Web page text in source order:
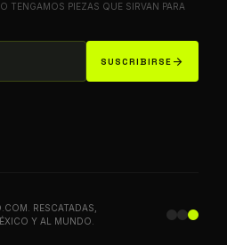
TENGAMOS PIEZAS QUE SIRVAN PARA
SUSCRIBIRSE arrow_forward
RESCATADAS,
Y AL MUNDO.